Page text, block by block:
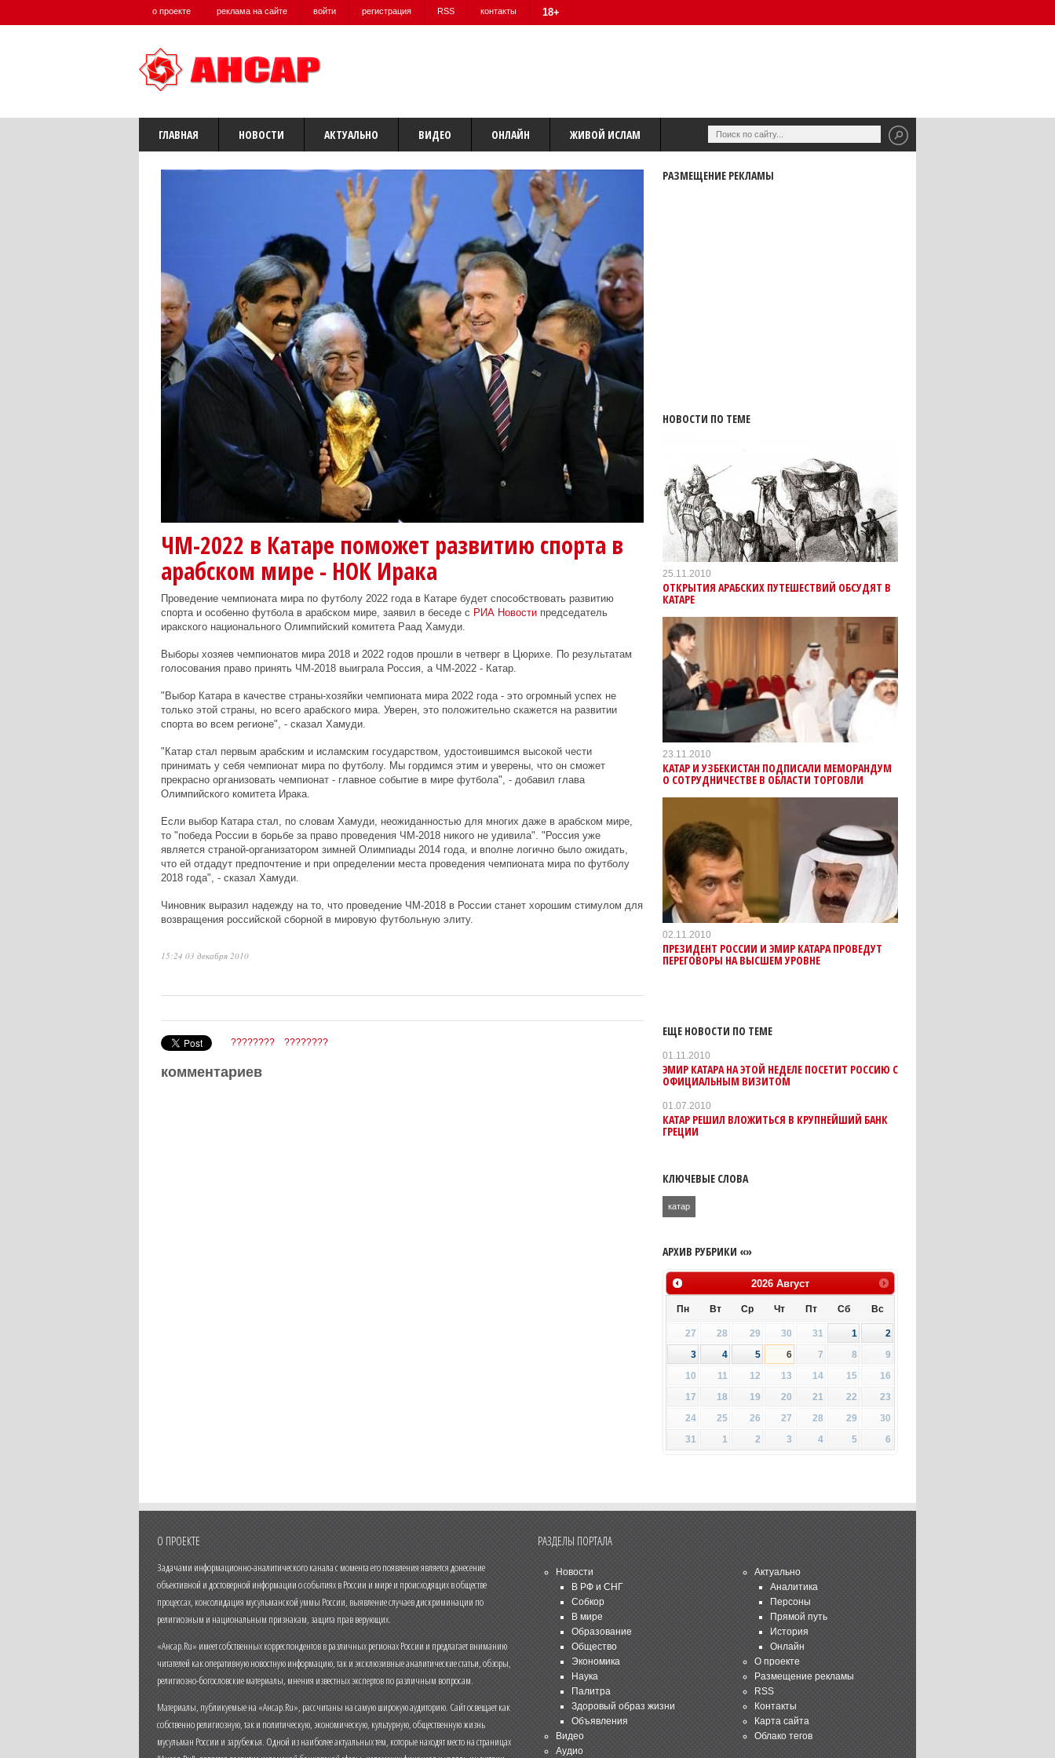
о проекте реклама на сайте войти регистрация RSS контакты 18+
ГЛАВНАЯ НОВОСТИ АКТУАЛЬНО ВИДЕО ОНЛАЙН ЖИВОЙ ИСЛАМ
ЧМ-2022 в Катаре поможет развитию спорта в
арабском мире - НОК Ирака
Проведение чемпионата мира по футболу 2022 года в Катаре будет способствовать развитию
спорта и особенно футбола в арабском мире, заявил в беседе с РИА Новостипредседатель
иракского национального Олимпийский комитета Раад Хамуди.
Выборы хозяев чемпионатов мира 2018 и 2022 годов прошли в четверг в Цюрихе. По результатам
голосования право принять ЧМ-2018 выиграла Россия, а ЧМ-2022 - Катар.
"Выбор Катара в качестве страны-хозяйки чемпионата мира 2022 года - это огромный успех не
только этой страны, но всего арабского мира. Уверен, это положительно скажется на развитии
спорта во всем регионе", - сказал Хамуди.
"Катар стал первым арабским и исламским государством, удостоившимся высокой чести
принимать у себя чемпионат мира по футболу. Мы гордимся этим и уверены, что он сможет
прекрасно организовать чемпионат - главное событие в мире футбола", - добавил глава
Олимпийского комитета Ирака.
Если выбор Катара стал, по словам Хамуди, неожиданностью для многих даже в арабском мире,
то "победа России в борьбе за право проведения ЧМ-2018 никого не удивила". "Россия уже
является страной-организатором зимней Олимпиады 2014 года, и вполне логично было ожидать,
что ей отдадут предпочтение и при определении места проведения чемпионата мира по футболу
2018 года", - сказал Хамуди.
Чиновник выразил надежду на то, что проведение ЧМ-2018 в России станет хорошим стимулом для
возвращения российской сборной в мировую футбольную элиту.
15:24 03 декабря 2010
???????? ????????
комментариев
РАЗМЕЩЕНИЕ РЕКЛАМЫ
НОВОСТИ ПО ТЕМЕ
25.11.2010
ОТКРЫТИЯ АРАБСКИХ ПУТЕШЕСТВИЙ ОБСУДЯТ В
КАТАРЕ
23.11.2010
КАТАР И УЗБЕКИСТАН ПОДПИСАЛИ МЕМОРАНДУМ
О СОТРУДНИЧЕСТВЕ В ОБЛАСТИ ТОРГОВЛИ
02.11.2010
ПРЕЗИДЕНТ РОССИИ И ЭМИР КАТАРА ПРОВЕДУТ
ПЕРЕГОВОРЫ НА ВЫСШЕМ УРОВНЕ
ЕЩЕ НОВОСТИ ПО ТЕМЕ
01.11.2010
ЭМИР КАТАРА НА ЭТОЙ НЕДЕЛЕ ПОСЕТИТ РОССИЮ С
ОФИЦИАЛЬНЫМ ВИЗИТОМ
01.07.2010
КАТАР РЕШИЛ ВЛОЖИТЬСЯ В КРУПНЕЙШИЙ БАНК
ГРЕЦИИ
КЛЮЧЕВЫЕ СЛОВА
катар
АРХИВ РУБРИКИ «»
2026 Август
Пн Вт Ср Чт Пт Сб Вс
27 28 29 30 31 1
2
3
4 5 6 7 8
9
10
11 12 13 14 15
16
17
18 19 20 21 22
23
24
25 26 27 28 29
30
31
1 2 3 4 5 6
О ПРОЕКТЕ
Задачами информационно-аналитического канала с момента его появления является донесение
объективной и достоверной информации о событиях в России и мире и происходящих в обществе
процессах, консолидация мусульманской уммы России, выявление случаев дискриминации по
религиозным и национальным признакам, защита прав верующих.
«Ансар.Ru» имеет собственных корреспондентов в различных регионах России и предлагает вниманию
читателей как оперативную новостную информацию, так и эксклюзивные аналитические статьи, обзоры,
религиозно-богословские материалы, мнения известных экспертов по различным вопросам.
Материалы, публикуемые на «Ансар.Ru», рассчитаны на самую широкую аудиторию. Сайт освещает как
собственно религиозную, так и политическую, экономическую, культурную, общественную жизнь
мусульман России и зарубежья. Одной из наиболее актуальных тем, которые находят место на страницах
РАЗДЕЛЫ ПОРТАЛА
Новости
В РФ и СНГ
Собкор
В мире
Образование
Общество
Экономика
Наука
Палитра
Здоровый образ жизни
Объявления
Видео
Аудио
Актуально
Аналитика
Персоны
Прямой путь
История
Онлайн
О проекте
Размещение рекламы
RSS
Контакты
Карта сайта
Облако тегов